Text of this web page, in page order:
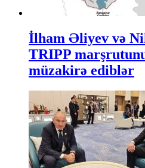
İlham Əliyev və
TRIPP
müzakirə ediblər